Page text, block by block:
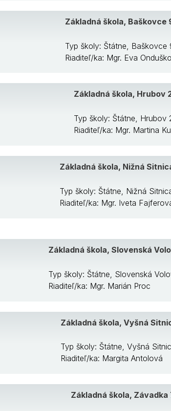
Základná škola, Baškovce
Typ školy: Štátne,
Riaditeľ/ka: Mgr. Eva
Základná škola, Hrubov
Typ školy: Štátne, Hrubov
Riaditeľ/ka: Mgr. Martina
Základná škola, Nižná
Typ školy: Štátne, Nižná
Riaditeľ/ka: Mgr. Iveta
Základná škola, Slovenská
Typ školy: Štátne, Slovenská
Riaditeľ/ka: Mgr. Marián Proc
Základná škola, Vyšná
Typ školy: Štátne, Vyšná
Riaditeľ/ka: Margita Antolová
Základná škola, Závadka